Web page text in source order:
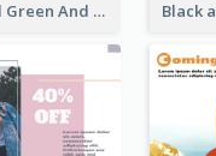
Minimal Green And Orange Sale Facebook Post